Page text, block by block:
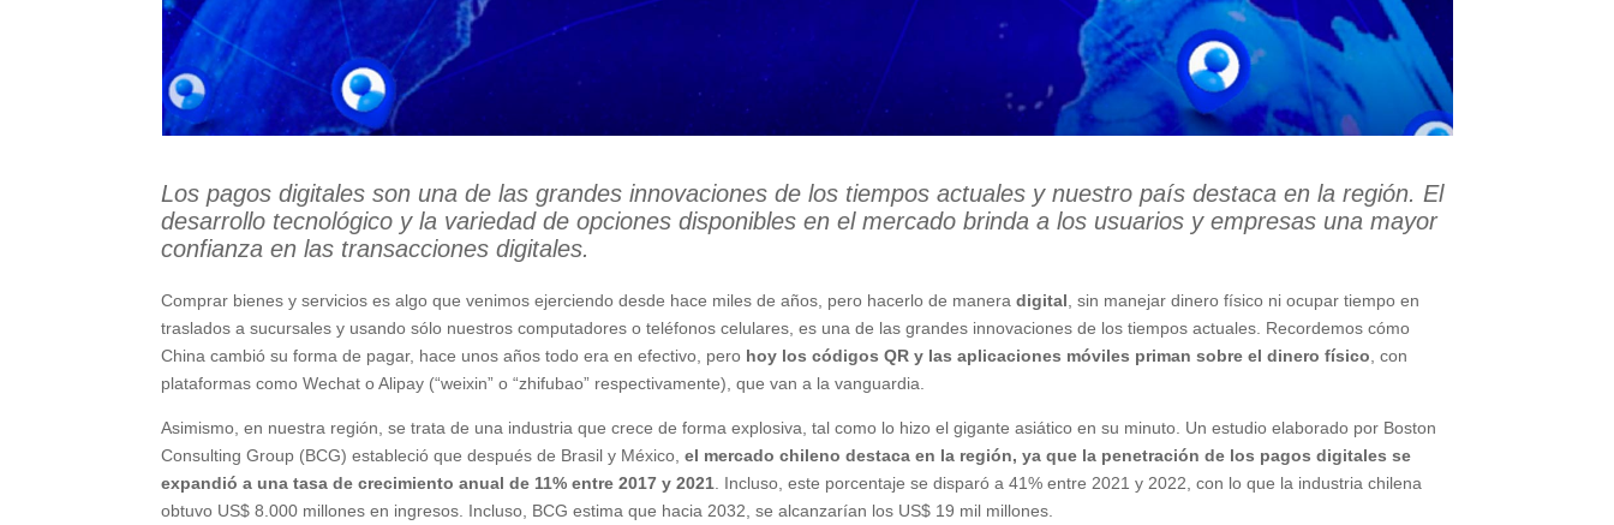
Los pagos digitales son una de las grandes innovaciones de los tiempos actuales y nuestro país destaca en la región. El
desarrollo tecnológico y la variedad de opciones disponibles en el mercado brinda a los usuarios y empresas una mayor
confianza en las transacciones digitales.
Comprar bienes y servicios es algo que venimos ejerciendo desde hace miles de años, pero hacerlo de maneradigital , sin manejar dinero físico ni ocupar tiempo en
traslados a sucursales y usando sólo nuestros computadores o teléfonos celulares, es una de las grandes innovaciones de los tiempos actuales. Recordemos cómo
China cambió su forma de pagar, hace unos años todo era en efectivo, pero hoy los códigos QR y las aplicaciones móviles priman sobre el dinero físico , con
plataformas como Wechat o Alipay (“weixin” o “zhifubao” respectivamente), que van a la vanguardia.
Asimismo, en nuestra región, se trata de una industria que crece de forma explosiva, tal como lo hizo el gigante asiático en su minuto. Un estudio elaborado por Boston
Consulting Group (BCG) estableció que después de Brasil y México,el mercado chileno destaca en la región, ya que la penetración de los pagos digitales se
expandió a una tasa de crecimiento anual de 11% entre 2017 y 2021 . Incluso, este porcentaje se disparó a 41% entre 2021 y 2022, con lo que la industria chilena
obtuvo US$ 8.000 millones en ingresos. Incluso, BCG estima que hacia 2032, se alcanzarían los US$ 19 mil millones.